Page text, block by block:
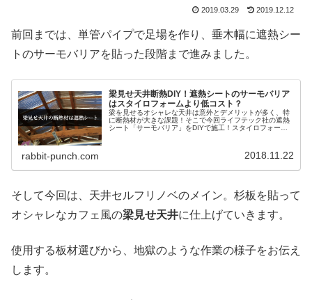
2019.03.29 2019.12.12
前回までは、単管パイプで足場を作り、垂木幅に遮熱シー
トのサーモバリアを貼った段階まで進みました。
梁見せ天井断熱DIY！遮熱シートのサーモバリア
はスタイロフォームより低コスト？
梁を見せるオシャレな天井は意外とデメリットが多く、特
に断熱材が大きな課題！そこで今回ライフテック社の遮熱
シート「サーモバリア」をDIYで施工！スタイロフォーム
rabbit-punch.com 2018.11.22
そして今回は、天井セルフリノベのメイン。杉板を貼って
オシャレなカフェ風の梁見せ天井に仕上げていきます。
使用する板材選びから、地獄のような作業の様子をお伝え
します。